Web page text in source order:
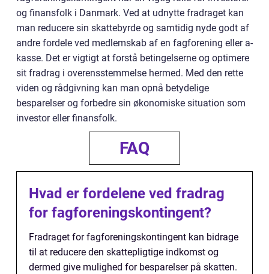
og finansfolk i Danmark. Ved at udnytte fradraget kan
man reducere sin skattebyrde og samtidig nyde godt af
andre fordele ved medlemskab af en fagforening eller a-
kasse. Det er vigtigt at forstå betingelserne og optimere
sit fradrag i overensstemmelse hermed. Med den rette
viden og rådgivning kan man opnå betydelige
besparelser og forbedre sin økonomiske situation som
investor eller finansfolk.
FAQ
Hvad er fordelene ved fradrag
for fagforeningskontingent?
Fradraget for fagforeningskontingent kan bidrage
til at reducere den skattepligtige indkomst og
dermed give mulighed for besparelser på skatten.